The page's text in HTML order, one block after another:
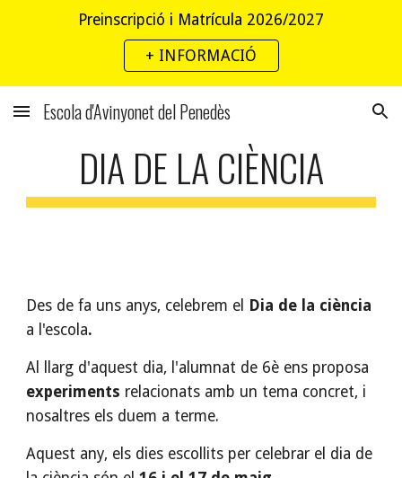
Skip to main content
Preinscripció i Matrícula 2026/2027
+ INFORMACIÓ
Escola d'Avinyonet del Penedès
DIA DE LA CIÈNCIA
Des de fa uns anys, celebrem el
Dia de la ciència
a l'escola.
Al llarg d'aquest dia, l'alumnat de 6è ens proposa
experiments relacionats amb un tema concret, i
nosaltres els duem a terme.
Aquest any, els dies escollits per celebrar el dia de